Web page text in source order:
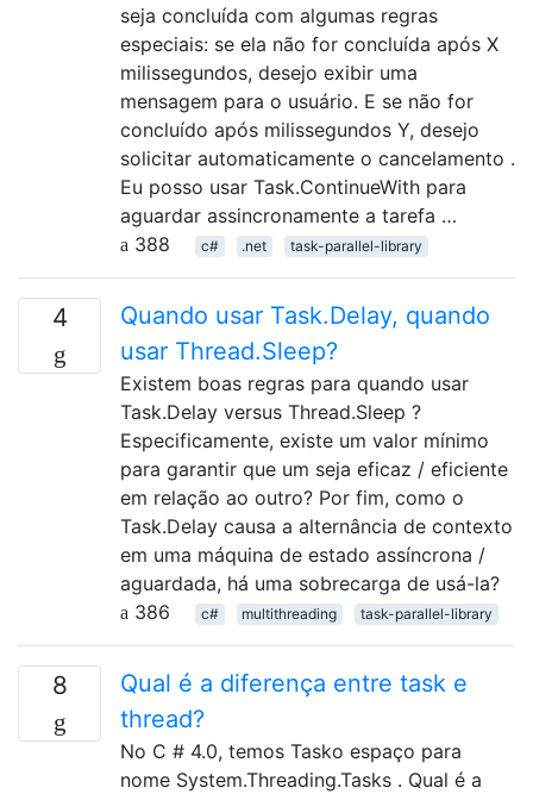
seja concluída com algumas regras
especiais: se ela não for concluída após X
milissegundos, desejo exibir uma
mensagem para o usuário. E se não for
concluído após milissegundos Y, desejo
solicitar automaticamente o cancelamento .
Eu posso usar Task.ContinueWith para
aguardar assincronamente a tarefa …
388
c# .net task-parallel-library
4
Quando usar Task.Delay, quando
usar Thread.Sleep?
Existem boas regras para quando usar
Task.Delay versus Thread.Sleep ?
Especificamente, existe um valor mínimo
para garantir que um seja eficaz / eficiente
em relação ao outro? Por fim, como o
Task.Delay causa a alternância de contexto
em uma máquina de estado assíncrona /
aguardada, há uma sobrecarga de usá-la?
386
c# multithreading task-parallel-library
8
Qual é a diferença entre task e
thread?
No C # 4.0, temos Tasko espaço para
nome System.Threading.Tasks . Qual é a